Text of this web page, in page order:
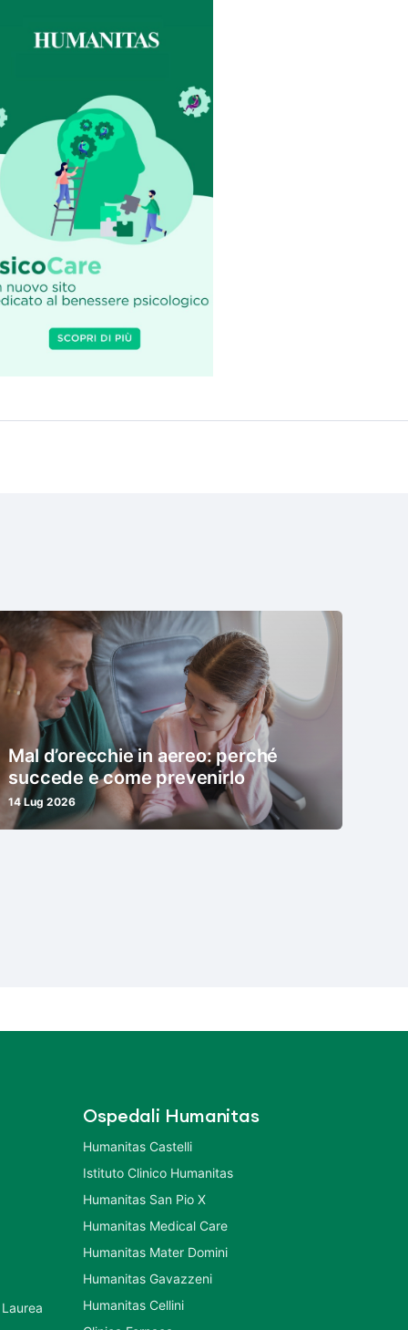
Mal d’orecchie in aereo: perché
succede e come prevenirlo
14 Lug 2026
Ospedali Humanitas
Humanitas Castelli
Istituto Clinico Humanitas
Humanitas San Pio X
Humanitas Medical Care
Humanitas Mater Domini
Humanitas Gavazzeni
Humanitas Cellini